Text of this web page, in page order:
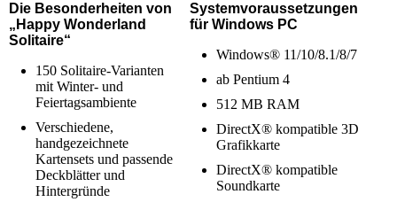
Die Besonderheiten von
„Happy Wonderland
Solitaire“
150 Solitaire-Varianten
mit Winter- und
Feiertagsambiente
Verschiedene,
handgezeichnete
Kartensets und passende
Deckblätter und
Hintergründe
Systemvoraussetzungen
für Windows PC
Windows® 11/10/8.1/8/7
ab Pentium 4
512 MB RAM
DirectX® kompatible 3D
Grafikkarte
DirectX® kompatible
Soundkarte